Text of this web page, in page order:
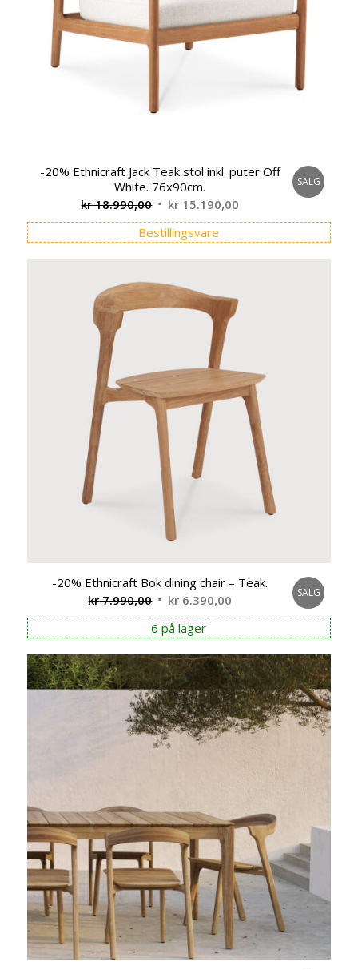
-20% Ethnicraft Jack Teak stol inkl. puter Off
White. 76x90cm.
kr18.990,00 Opprinnelig
pris
var:
kr 18.990,00.
kr 15.190,00 Nåværende
pris
er:
kr 15.190,00.
SALG
Bestillingsvare
-20% Ethnicraft Bok dining chair – Teak.
kr7.990,00 Opprinnelig
pris
var:
kr 7.990,00.
kr 6.390,00 Nåværende
pris
er:
kr 6.390,00.
SALG
6 på lager